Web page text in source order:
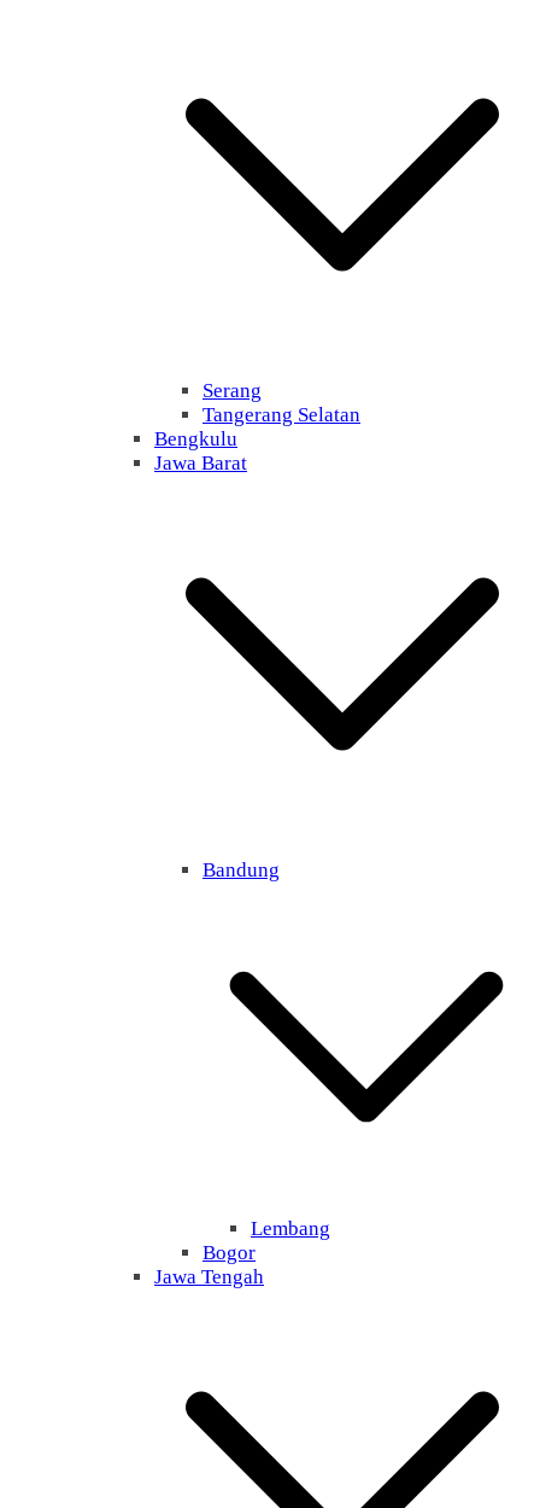
Serang
Tangerang Selatan
Bengkulu
Jawa Barat
Bandung
Lembang
Bogor
Jawa Tengah